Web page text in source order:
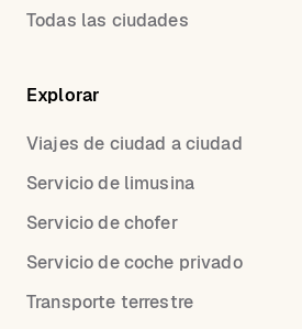
Todas las ciudades
Explorar
Viajes de ciudad a ciudad
Servicio de limusina
Servicio de chofer
Servicio de coche privado
Transporte terrestre